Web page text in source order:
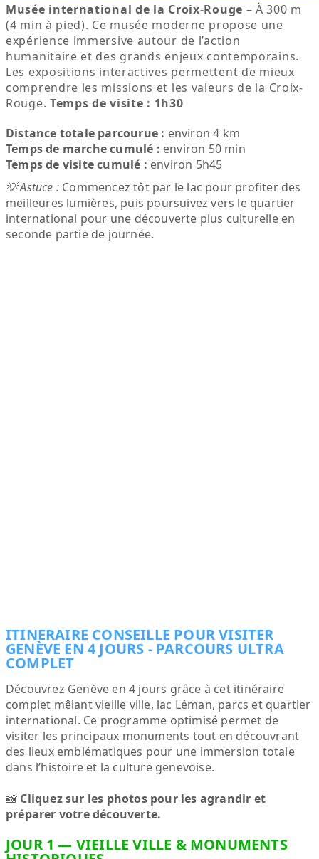
Musée international de la Croix-Rouge – À 300 m
(4 min à pied). Ce musée moderne propose une
expérience immersive autour de l’action
humanitaire et des grands enjeux contemporains.
Les expositions interactives permettent de mieux
comprendre les missions et les valeurs de la Croix-
Rouge. Temps de visite : 1h30
Distance totale parcourue : environ 4 km
Temps de marche cumulé : environ 50 min
Temps de visite cumulé : environ 5h45
💡 Astuce : Commencez tôt par le lac pour profiter des
meilleures lumières, puis poursuivez vers le quartier
international pour une découverte plus culturelle en
seconde partie de journée.
ITINERAIRE CONSEILLE POUR VISITER
GENÈVE EN 4 JOURS - PARCOURS ULTRA
COMPLET
Découvrez Genève en 4 jours grâce à cet itinéraire
complet mêlant vieille ville, lac Léman, parcs et quartier
international. Ce programme optimisé permet de
visiter les principaux monuments tout en découvrant
des lieux emblématiques pour une immersion totale
dans l’histoire et la culture genevoise.
📸 Cliquez sur les photos pour les agrandir et
préparer votre découverte.
JOUR 1 — VIEILLE VILLE & MONUMENTS